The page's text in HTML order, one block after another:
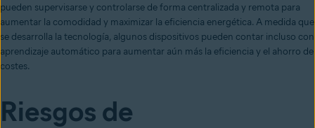
pueden supervisarse y controlarse de forma centralizada y remota para
aumentar la comodidad y maximizar la eficiencia energética. A medida que
se desarrolla la tecnología, algunos dispositivos pueden contar incluso con
aprendizaje automático para aumentar aún más la eficiencia y el ahorro de
costes.
Riesgos de